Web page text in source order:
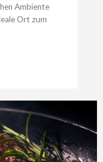
Ambiente
Ort zum